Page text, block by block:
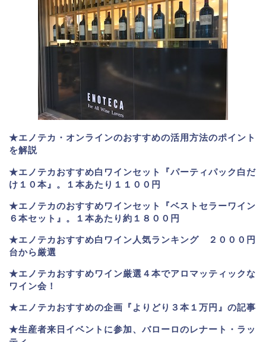
★エノテカ・オンラインのおすすめの活用方法のポイント
を解説
★エノテカおすすめ白ワインセット『パーティパック白だ
け１０本』。１本あたり１１００円
★エノテカのおすすめワインセット『ベストセラーワイン
６本セット』。
１本あたり約１８００円
★エノテカおすすめ白ワイン人気ランキング ２０００円
台から厳選
★エノテカおすすめワイン厳選４本でアロマッティックな
ワイン会！
★エノテカおすすめの企画『よりどり３本１万円』の記事
★生産者来日イベントに参加、バローロのレナート・ラッ